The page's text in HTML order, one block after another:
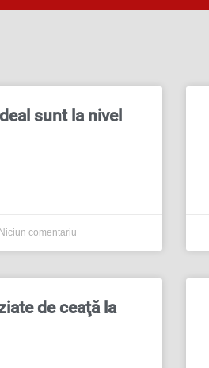
sunt la nivel
Niciun comentariu
de ceaţă la